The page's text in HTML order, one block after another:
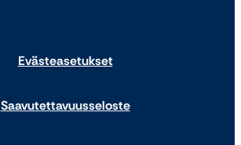
Evästeasetukset
Saavutettavuusseloste